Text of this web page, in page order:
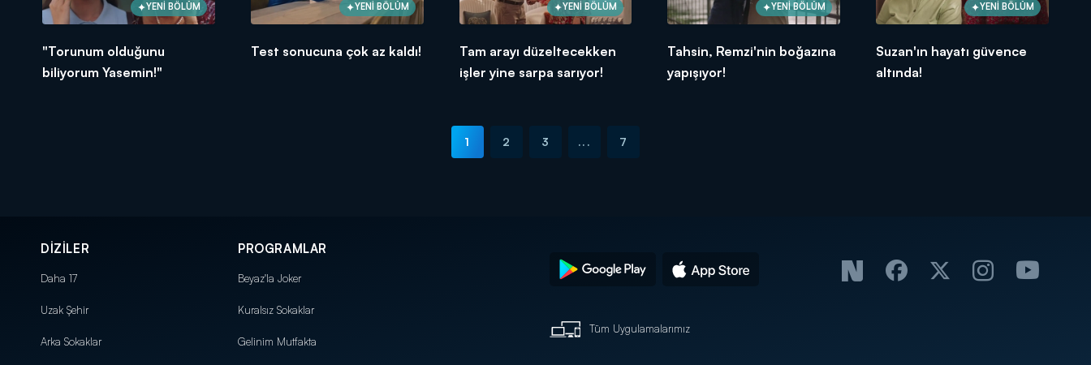
YENİ BÖLÜM
"Torunum olduğunu
biliyorum Yasemin!"
YENİ BÖLÜM
Test sonucuna çok az kaldı!
YENİ BÖLÜM
Tam arayı düzeltecekken
işler yine sarpa sarıyor!
YENİ BÖLÜM
Tahsin, Remzi'nin boğazına
yapışıyor!
YENİ BÖLÜM
Suzan'ın hayatı güvence
altında!
1 2 3 ... 7
DİZİLER
Daha 17
Uzak Şehir
Arka Sokaklar
PROGRAMLAR
Beyaz'la Joker
Kuralsız Sokaklar
Gelinim Mutfakta
Tüm Uygulamalarımız